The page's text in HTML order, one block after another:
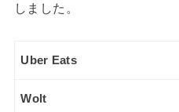
しました。
Uber Eats
Wolt